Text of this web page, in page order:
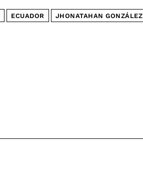
ECUADOR JHONATAHAN GONZÁLEZ